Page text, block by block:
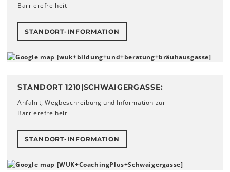
Barrierefreiheit
STANDORT-INFORMATION
STANDORT 1210|SCHWAIGERGASSE:
Anfahrt, Wegbeschreibung und Information zur
Barrierefreiheit
STANDORT-INFORMATION